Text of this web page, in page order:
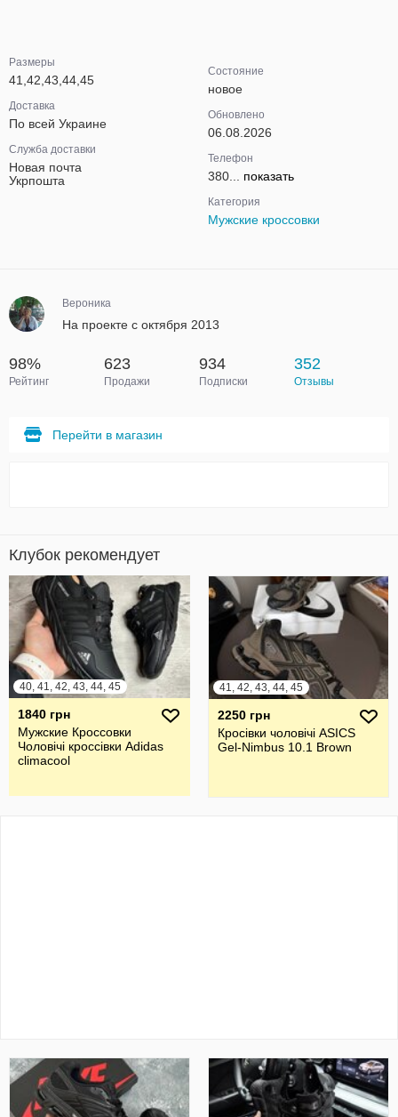
Размеры
41,42,43,44,45
Доставка
По всей Украине
Служба доставки
Новая почта
Укрпошта
Состояние
новое
Обновлено
06.08.2026
Телефон
380... показать
Категория
Мужские кроссовки
Вероника
На проекте с октября 2013
98%
Рейтинг
623
Продажи
934
Подписки
352
Отзывы
Перейти в магазин
Клубок рекомендует
40, 41, 42, 43, 44, 45
1840 грн
Мужские Кроссовки
Чоловічі кроссівки Adidas
climacool
41, 42, 43, 44, 45
2250 грн
Кросівки чоловічі ASICS
Gel-Nimbus 10.1 Brown